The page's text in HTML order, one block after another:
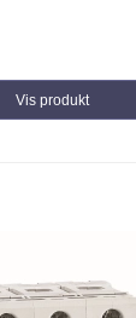
Vis produkt